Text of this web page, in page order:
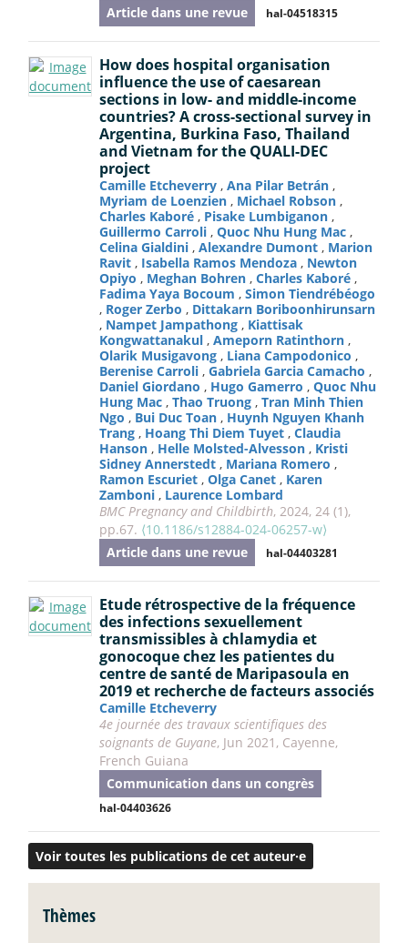
Article dans une revue
hal-04518315
How does hospital organisation
influence the use of caesarean
sections in low- and middle-income
countries? A cross-sectional survey in
Argentina, Burkina Faso, Thailand
and Vietnam for the QUALI-DEC
project
Camille Etcheverry , Ana Pilar Betrán ,
Myriam de Loenzien , Michael Robson ,
Charles Kaboré , Pisake Lumbiganon ,
Guillermo Carroli , Quoc Nhu Hung Mac ,
Celina Gialdini , Alexandre Dumont , Marion
Ravit , Isabella Ramos Mendoza , Newton
Opiyo , Meghan Bohren , Charles Kaboré ,
Fadima Yaya Bocoum , Simon Tiendrébéogo
, Roger Zerbo , Dittakarn Boriboonhirunsarn
, Nampet Jampathong , Kiattisak
Kongwattanakul , Ameporn Ratinthorn ,
Olarik Musigavong , Liana Campodonico ,
Berenise Carroli , Gabriela Garcia Camacho ,
Daniel Giordano , Hugo Gamerro , Quoc Nhu
Hung Mac , Thao Truong , Tran Minh Thien
Ngo , Bui Duc Toan , Huynh Nguyen Khanh
Trang , Hoang Thi Diem Tuyet , Claudia
Hanson , Helle Molsted-Alvesson , Kristi
Sidney Annerstedt , Mariana Romero ,
Ramon Escuriet , Olga Canet , Karen
Zamboni , Laurence Lombard
BMC Pregnancy and Childbirth, 2024, 24 (1),
pp.67. ⟨10.1186/s12884-024-06257-w⟩
Article dans une revue
hal-04403281
Etude rétrospective de la fréquence
des infections sexuellement
transmissibles à chlamydia et
gonocoque chez les patientes du
centre de santé de Maripasoula en
2019 et recherche de facteurs associés
Camille Etcheverry
4e journée des travaux scientifiques des
soignants de Guyane, Jun 2021, Cayenne,
French Guiana
Communication dans un congrès
hal-04403626
Voir toutes les publications de cet auteur·e
Thèmes